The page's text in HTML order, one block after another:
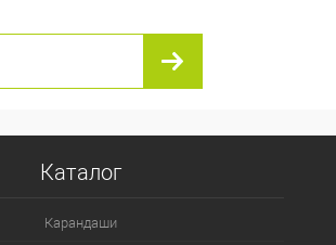
Каталог
Карандаши